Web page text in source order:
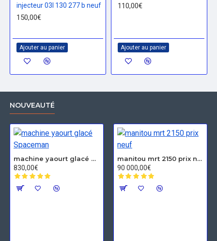
injecteur 03l 130 277 b neuf
150,00€
Ajouter au panier
110,00€
Ajouter au panier
NOUVEAUTÉ
machine yaourt glacé Spaceman
830,00€
manitou mrt 2150 prix neuf
90 000,00€